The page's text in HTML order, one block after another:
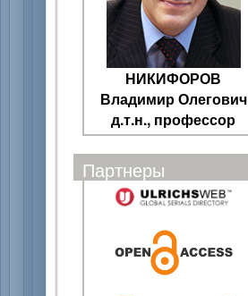
НИКИФОРОВ
Владимир Олегович
д.т.н., профессор
Партнеры